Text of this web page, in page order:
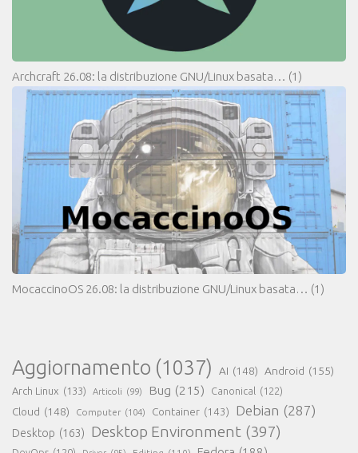
Archcraft 26.08: la distribuzione GNU/Linux basata… (1)
MocaccinoOS 26.08: la distribuzione GNU/Linux basata… (1)
Aggiornamento (1037) AI (148) Android (155)
Arch Linux (133) Articoli (99) Bug (215) Canonical (122)
Cloud (148) Computer (104) Container (143) Debian (287)
Desktop (163) Desktop Environment (397)